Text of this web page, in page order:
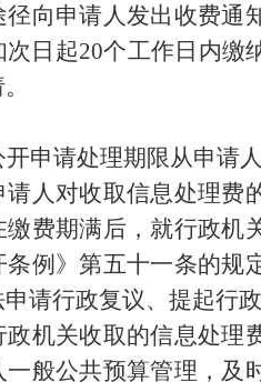
径向申请人发出收费
次日起20个工作日内缴
申请处理期限从申请
人对收取信息处理费
费期满后，就行政机
条例》第五十一条的
请行政复议、提起行
机关收取的信息处理
般公共预算管理，及